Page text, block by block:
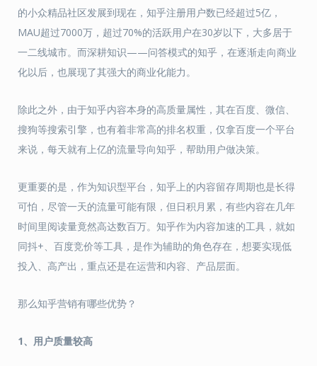
的小众精品社区发展到现在，知乎注册用户数已经超过5亿，
MAU超过7000万，超过70%的活跃用户在30岁以下，大多居于
一二线城市。而深耕知识——问答模式的知乎，在逐渐走向商业
化以后，也展现了其强大的商业化能力。
除此之外，由于知乎内容本身的高质量属性，其在百度、微信、
搜狗等搜索引擎，也有着非常高的排名权重，仅拿百度一个平台
来说，每天就有上亿的流量导向知乎，帮助用户做决策。
更重要的是，作为知识型平台，知乎上的内容留存周期也是长得
可怕，尽管一天的流量可能有限，但日积月累，有些内容在几年
时间里阅读量竟然高达数百万。知乎作为内容加速的工具，就如
同抖+、百度竞价等工具，是作为辅助的角色存在，想要实现低
投入、高产出，重点还是在运营和内容、产品层面。
那么知乎营销有哪些优势？
1、用户质量较高